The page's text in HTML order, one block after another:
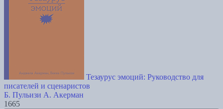
Тезаурус эмоций: Руководство для
писателей и сценаристов
Б. Пульизи А. Акерман
1665